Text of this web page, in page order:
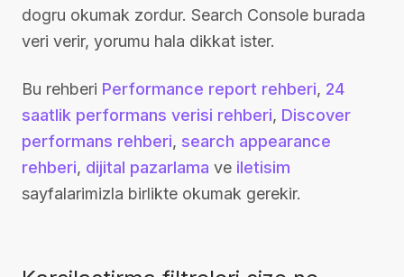
dogru okumak zordur. Search Console burada
veri verir, yorumu hala dikkat ister.
Bu rehberi Performance report rehberi, 24
saatlik performans verisi rehberi, Discover
performans rehberi, search appearance
rehberi, dijital pazarlama ve iletisim
sayfalarimizla birlikte okumak gerekir.